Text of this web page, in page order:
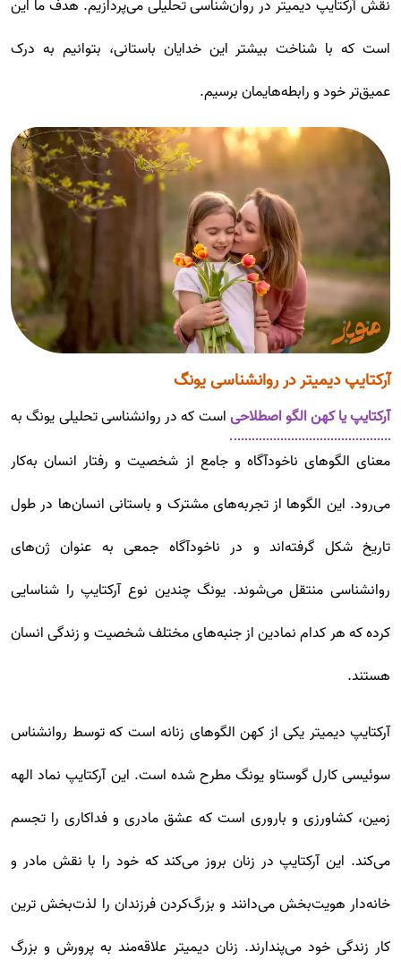
نقش آرکتایپ دیمیتر در روان‌شناسی تحلیلی می‌پردازیم. هدف ما این
است که با شناخت بیشتر این خدایان باستانی، بتوانیم به درک
عمیق‌تر خود و رابطه‌هایمان برسیم.
آرکتایپ دیمیتر در روانشناسی یونگ
آرکتایپ یا کهن الگو اصطلاحیاست که در روانشناسی تحلیلی یونگ به
معنای الگوهای ناخودآگاه و جامع از شخصیت و رفتار انسان به‌کار
می‌رود. این الگوها از تجربه‌های مشترک و باستانی انسان‌ها در طول
تاریخ شکل گرفته‌اند و در ناخودآگاه جمعی به عنوان ژن‌های
روانشناسی منتقل می‌شوند. یونگ چندین نوع آرکتایپ را شناسایی
کرده که هر کدام نمادین از جنبه‌های مختلف شخصیت و زندگی انسان
هستند.
آرکتایپ دیمیتر یکی از کهن الگوهای زنانه است که توسط روانشناس
سوئیسی کارل گوستاو یونگ مطرح شده است. این آرکتایپ نماد الهه
زمین، کشاورزی و باروری است که عشق مادری و فداکاری را تجسم
می‌کند. این آرکتایپ در زنان بروز می‌کند که خود را با نقش مادر و
خانه‌دار هویت‌بخش می‌دانند و بزرگ‌کردن فرزندان را لذت‌بخش ترین
کار زندگی خود می‌پندارند. زنان دیمیتر علاقه‌مند به پرورش و بزرگ